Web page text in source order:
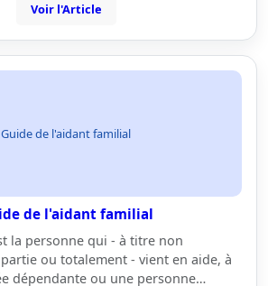
Voir l'Article
Guide de l'aidant familial
de l'aidant familial
la personne qui - à titre non
ou totalement - vient en aide, à
dépendante ou une personne…